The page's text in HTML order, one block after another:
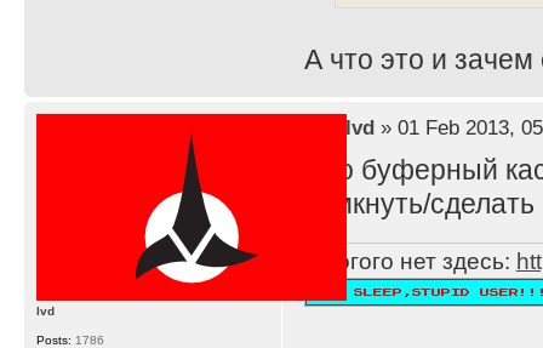
А что это и
lvd» 01 Feb 2013,
Это буферный
замкнуть/
Многого нет здесь:
lvd
Posts: 1786